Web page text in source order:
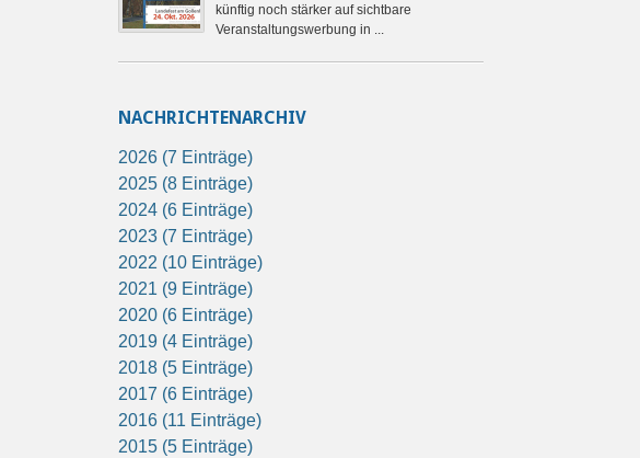
künftig noch stärker auf sichtbare
Veranstaltungswerbung in ...
NACHRICHTENARCHIV
2026 (7 Einträge)
2025 (8 Einträge)
2024 (6 Einträge)
2023 (7 Einträge)
2022 (10 Einträge)
2021 (9 Einträge)
2020 (6 Einträge)
2019 (4 Einträge)
2018 (5 Einträge)
2017 (6 Einträge)
2016 (11 Einträge)
2015 (5 Einträge)